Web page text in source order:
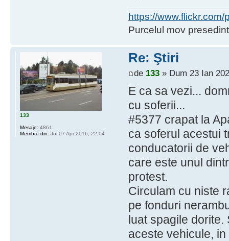
https://
Purcelul mov
Re: Ştiri
de 133» Dum 23 Ian
E ca sa vezi...
cu soferii...
#5377 crapat la
ca soferul acestui
conducatorii de
care este unul
protest.
Circulam cu niste
pe fonduri
luat spagile dorite.
aceste vehicule,
133
Mesaje: 4861
Membru din: Joi 07 Apr 2016, 22:04